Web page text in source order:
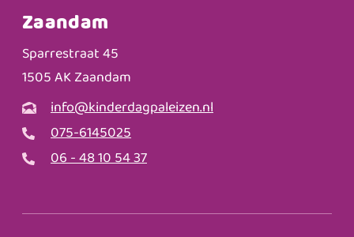
Zaandam
Sparrestraat 45
1505 AK Zaandam
info@kinderdagpaleizen.nl
075-6145025
06 - 48 10 54 37